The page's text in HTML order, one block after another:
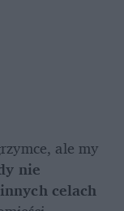
ale my
nie
celach